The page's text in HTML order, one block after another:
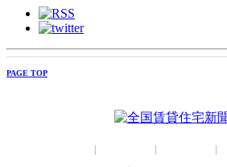
PAGE TOP
| | |